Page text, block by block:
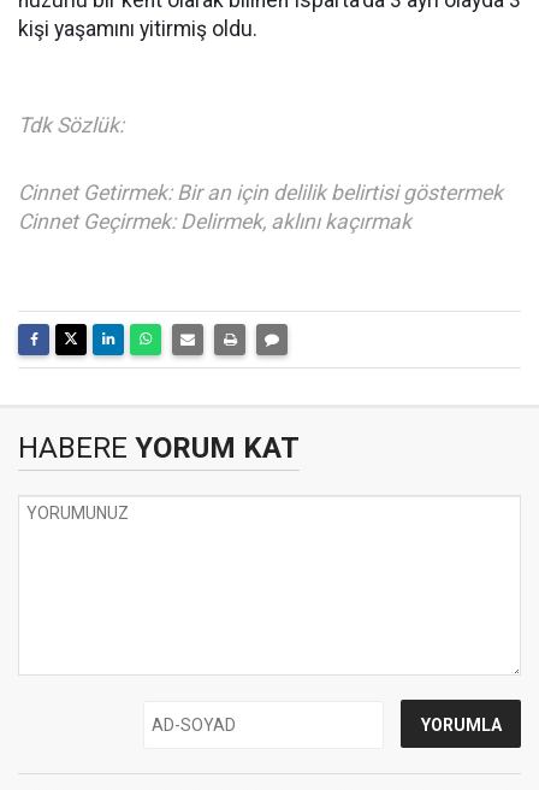
kişi yaşamını yitirmiş oldu.
Tdk Sözlük:
Cinnet Getirmek: Bir an için delilik belirtisi göstermek
Cinnet Geçirmek: Delirmek, aklını kaçırmak
HABERE YORUM KAT